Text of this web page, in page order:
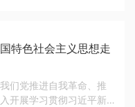
。 同...
特色社会主义思想走
们党推进自我革命、推
开展学习贯彻习近平新